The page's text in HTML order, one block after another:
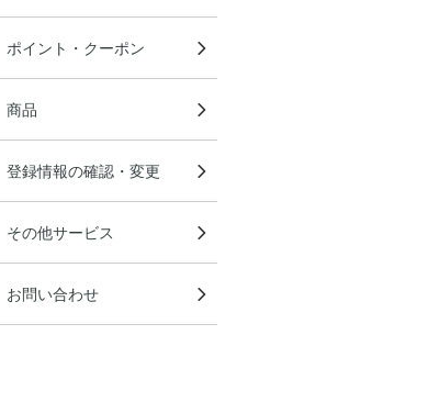
ポイント・クーポン
商品
登録情報の確認・変更
その他サービス
お問い合わせ